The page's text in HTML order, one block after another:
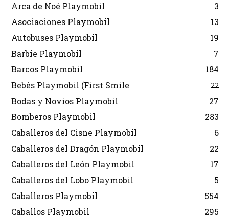
Arca de Noé Playmobil
3
Asociaciones Playmobil
13
Autobuses Playmobil
19
Barbie Playmobil
7
Barcos Playmobil
184
Bebés Playmobil (First Smile
22
Bodas y Novios Playmobil
27
Bomberos Playmobil
283
Caballeros del Cisne Playmobil
6
Caballeros del Dragón Playmobil
22
Caballeros del León Playmobil
17
Caballeros del Lobo Playmobil
5
Caballeros Playmobil
554
Caballos Playmobil
295